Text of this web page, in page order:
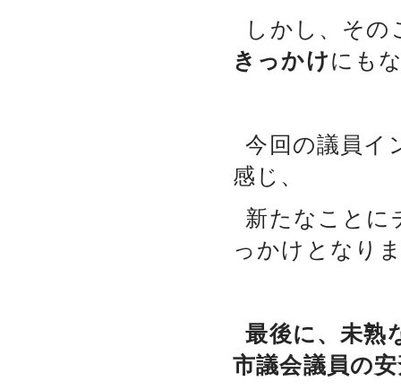
しかし、その
きっかけにも
今回の議員イ
感じ、
新たなことに
っかけとなり
最後に、未熟
市議会議員の